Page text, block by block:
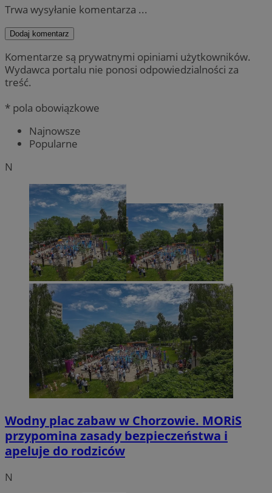
Trwa wysyłanie komentarza ...
Dodaj komentarz
Komentarze są prywatnymi opiniami użytkowników.
Wydawca portalu nie ponosi odpowiedzialności za
treść.
* pola obowiązkowe
Najnowsze
Popularne
N
Wodny plac zabaw w Chorzowie. MORiS
przypomina zasady bezpieczeństwa i
apeluje do rodziców
N